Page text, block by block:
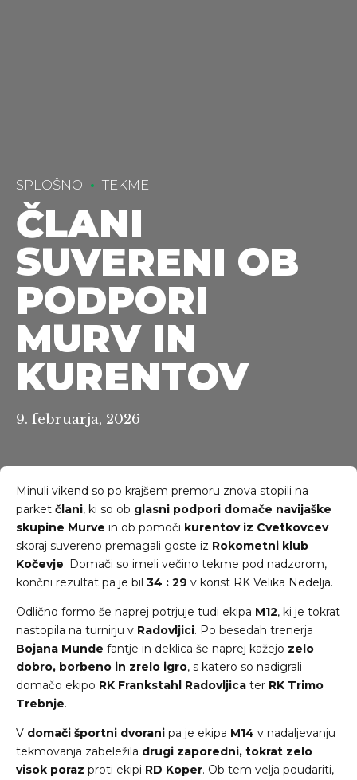
SPLOŠNO TEKME
ČLANI
SUVERENI OB
PODPORI
MURV IN
KURENTOV
9. februarja, 2026
Minuli vikend so po krajšem premoru znova stopili na
parket člani, ki so ob glasni podpori domače navijaške
skupine Murve in ob pomoči kurentov iz Cvetkovcev
skoraj suvereno premagali goste iz Rokometni klub
Kočevje. Domači so imeli večino tekme pod nadzorom,
končni rezultat pa je bil 34 : 29 v korist RK Velika Nedelja.
Odlično formo še naprej potrjuje tudi ekipa M12, ki je tokrat
nastopila na turnirju v Radovljici. Po besedah trenerja
Bojana Munde fantje in deklica še naprej kažejo zelo
dobro, borbeno in zrelo igro, s katero so nadigrali
domačo ekipo RK Frankstahl Radovljica ter RK Trimo
Trebnje.
V domači športni dvorani pa je ekipa M14 v nadaljevanju
tekmovanja zabeležila drugi zaporedni, tokrat zelo
visok poraz proti ekipi RD Koper. Ob tem velja poudariti,